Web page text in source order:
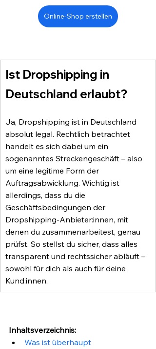
Online-Shop erstellen
Ist Dropshipping in
Deutschland erlaubt?
Ja, Dropshipping ist in Deutschland
absolut legal. Rechtlich betrachtet
handelt es sich dabei um ein
sogenanntes Streckengeschäft – also
um eine legitime Form der
Auftragsabwicklung. Wichtig ist
allerdings, dass du die
Geschäftsbedingungen der
Dropshipping-Anbieter:innen, mit
denen du zusammenarbeitest, genau
prüfst. So stellst du sicher, dass alles
transparent und rechtssicher abläuft –
sowohl für dich als auch für deine
Kund:innen.
Inhaltsverzeichnis:
Was ist überhaupt